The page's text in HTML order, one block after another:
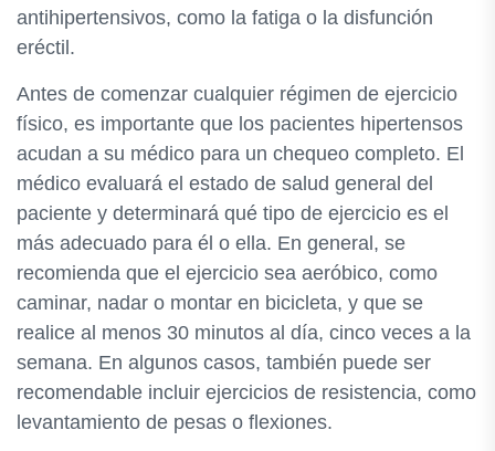
antihipertensivos, como la fatiga o la disfunción
eréctil.
Antes de comenzar cualquier régimen de ejercicio
físico, es importante que los pacientes hipertensos
acudan a su médico para un chequeo completo. El
médico evaluará el estado de salud general del
paciente y determinará qué tipo de ejercicio es el
más adecuado para él o ella. En general, se
recomienda que el ejercicio sea aeróbico, como
caminar, nadar o montar en bicicleta, y que se
realice al menos 30 minutos al día, cinco veces a la
semana. En algunos casos, también puede ser
recomendable incluir ejercicios de resistencia, como
levantamiento de pesas o flexiones.